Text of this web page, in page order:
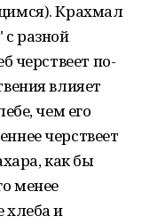
Крахмал
разной
черствеет по-
влияет
чем его
черствеет
как бы
менее
хлеба и